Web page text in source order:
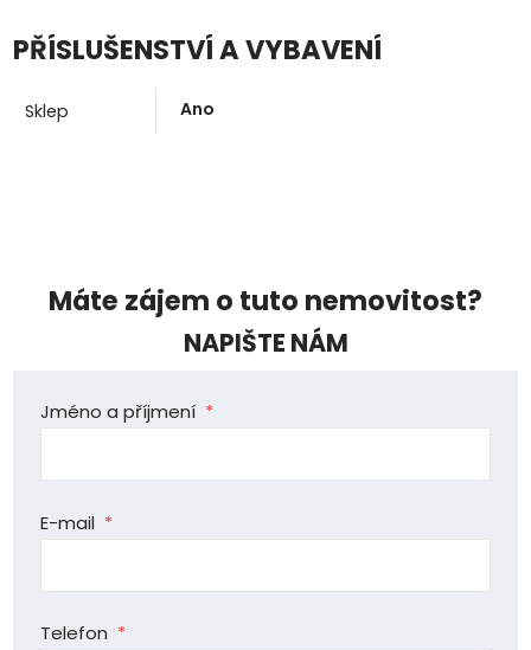
PŘÍSLUŠENSTVÍ A VYBAVENÍ
Sklep Ano
Máte zájem o tuto nemovitost?
NAPIŠTE NÁM
Jméno a příjmení *
E-mail *
Telefon *